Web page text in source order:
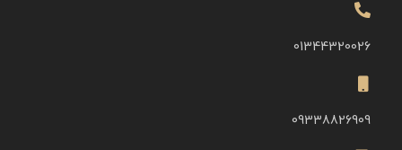
01344320026
09338826909